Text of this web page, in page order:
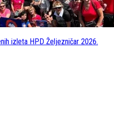
izleta HPD Željezničar 2026.